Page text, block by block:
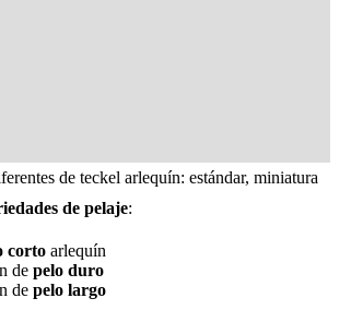
de teckel arlequín: estándar, miniatura
de pelaje:
corto arlequín
de pelo duro
de pelo largo